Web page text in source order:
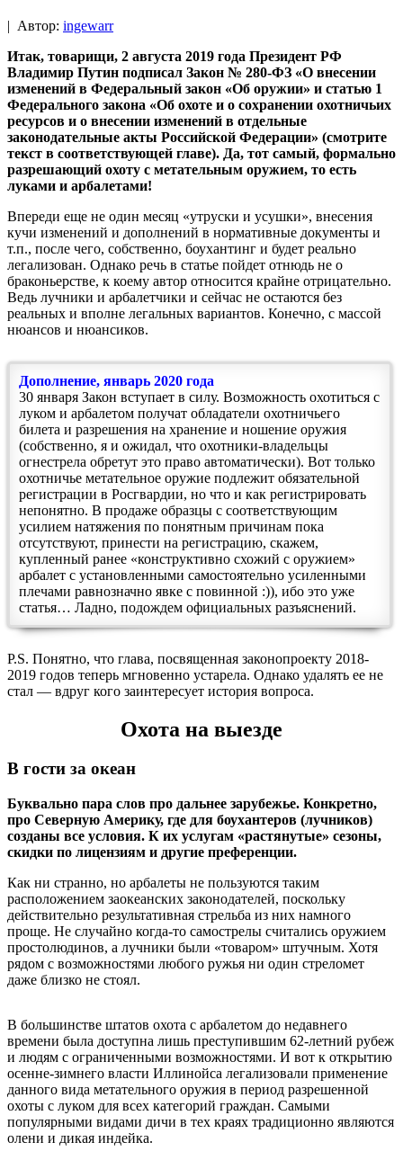
| Автор: ingewarr
Итак, товарищи, 2 августа 2019 года Президент РФ
Владимир Путин подписал Закон № 280-ФЗ «О внесении
изменений в Федеральный закон «Об оружии» и статью 1
Федерального закона «Об охоте и о сохранении охотничьих
ресурсов и о внесении изменений в отдельные
законодательные акты Российской Федерации» (смотрите
текст в соответствующей главе). Да, тот самый, формально
разрешающий охоту с метательным оружием, то есть
луками и арбалетами!
Впереди еще не один месяц «утруски и усушки», внесения
кучи изменений и дополнений в нормативные документы и
т.п., после чего, собственно, боухантинг и будет реально
легализован. Однако речь в статье пойдет отнюдь не о
браконьерстве, к коему автор относится крайне отрицательно.
Ведь лучники и арбалетчики и сейчас не остаются без
реальных и вполне легальных вариантов. Конечно, с массой
нюансов и нюансиков.
Дополнение, январь 2020 года
30 января Закон вступает в силу. Возможность охотиться с
луком и арбалетом получат обладатели охотничьего
билета и разрешения на хранение и ношение оружия
(собственно, я и ожидал, что охотники-владельцы
огнестрела обретут это право автоматически). Вот только
охотничье метательное оружие подлежит обязательной
регистрации в Росгвардии, но что и как регистрировать
непонятно. В продаже образцы с соответствующим
усилием натяжения по понятным причинам пока
отсутствуют, принести на регистрацию, скажем,
купленный ранее «конструктивно схожий с оружием»
арбалет с установленными самостоятельно усиленными
плечами равнозначно явке с повинной :)), ибо это уже
статья… Ладно, подождем официальных разъяснений.
P.S. Понятно, что глава, посвященная законопроекту 2018-
2019 годов теперь мгновенно устарела. Однако удалять ее не
стал — вдруг кого заинтересует история вопроса.
Охота на выезде
В гости за океан
Буквально пара слов про дальнее зарубежье. Конкретно,
про Северную Америку, где для боухантеров (лучников)
созданы все условия. К их услугам «растянутые» сезоны,
скидки по лицензиям и другие преференции.
Как ни странно, но арбалеты не пользуются таким
расположением заокеанских законодателей, поскольку
действительно результативная стрельба из них намного
проще. Не случайно когда-то самострелы считались оружием
простолюдинов, а лучники были «товаром» штучным. Хотя
рядом с возможностями любого ружья ни один стреломет
даже близко не стоял.
В большинстве штатов охота с арбалетом до недавнего
времени была доступна лишь преступившим 62-летний рубеж
и людям с ограниченными возможностями. И вот к открытию
осенне-зимнего власти Иллинойса легализовали применение
данного вида метательного оружия в период разрешенной
охоты с луком для всех категорий граждан. Самыми
популярными видами дичи в тех краях традиционно являются
олени и дикая индейка.